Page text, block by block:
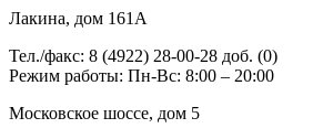
Лакина, дом 161А
Тел./факс: 8 (4922) 28-00-28 доб. (0)
Режим работы: Пн-Вс: 8:00 – 20:00
Московское шоссе, дом 5